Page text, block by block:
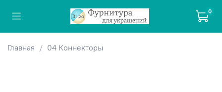
0
Главная 04 Коннекторы